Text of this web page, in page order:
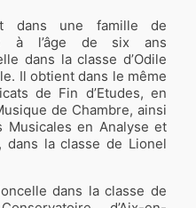
dans une famille de
à l’âge de six ans
dans la classe d’Odile
Il obtient dans le même
de Fin d’Etudes, en
de Chambre, ainsi
Musicales en Analyse et
la classe de Lionel
dans la classe de